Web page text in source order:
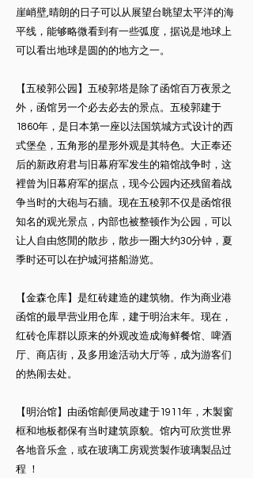
崖峭壁,晴朗的日子可以从展望台眺望太平洋的海
平线，能够略微看到有一些弧度，据说是地球上
可以看出地球是圆的的地方之一。
【五稜郭公园】五稜郭塔是除了函馆百万夜景之
外，函馆另一个必去必去的景点。五稜郭建于
1860年，是日本第一座以法国筑城方式设计的西
式堡垒，五角形的星形外观是其特色。大正奉还
后的新政府君与旧幕府军发生的箱馆战争时，这
裡曾为旧幕府军的据点，现今公园内还残留着战
争当时的大砲与石牆。现在五稜郭不仅是函馆很
知名的观光景点，内部也被整顿作为公园，可以
让人自由悠閒的散步，散步一圈大约30分钟，夏
季时还可以在护城河搭船游览。
【金森仓库】是红砖建造的建筑物。作为商业港
函馆的最早营业用仓库，建于明治末年。现在，
红砖仓库群以原来的外观改造成海鲜餐馆、啤酒
厅、商店街，及多用途活动大厅等，成为游客们
的热闹去处。
【明治馆】由函馆邮便局改建于1911年，木製窗
框和地板都保有当时建筑原貌。馆内可欣赏世界
各地音乐盒，或在玻璃工房观赏製作玻璃製品过
程 ！